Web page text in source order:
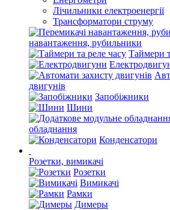
Лічильники електроенергії
Трансформатори струму
навантаження, рубильники
Таймери
двигунів
Запобіжники
Шини
обладнання
Конденсатори
Розетки, вимикачі
Розетки
Вимикачі
Рамки
Димеры